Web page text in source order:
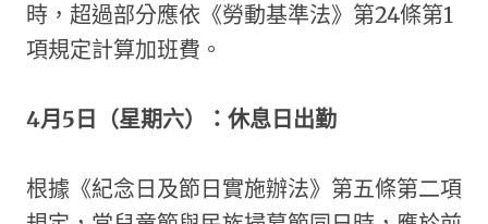
時，超過部分應依《勞動基準法》第24條第1
項規定計算加班費。
4月5日（星期六）：休息日出勤
根據《紀念日及節日實施辦法》第五條第二項